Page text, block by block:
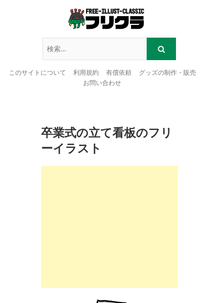
このサイトについて 利用規約 有償依頼
グッズの制作・販売
お問い合わせ
卒業式の立て看板のフリ
ーイラスト